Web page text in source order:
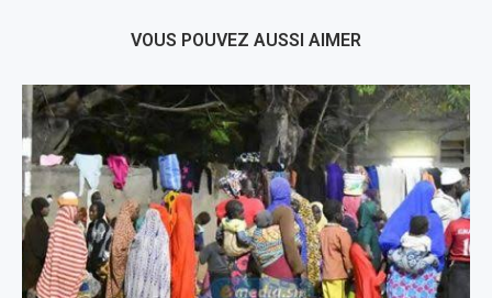
VOUS POUVEZ AUSSI AIMER